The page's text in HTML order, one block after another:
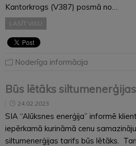
Kantorkrogs (V387) posmā no…
LASĪT VISU
Noderīga informācija
Būs lētāks
24.02.2023
SIA “Alūksnes enerģija” informē
iepērkamā kurināmā cenu
siltumenerģijas tarifs būs lētāks.